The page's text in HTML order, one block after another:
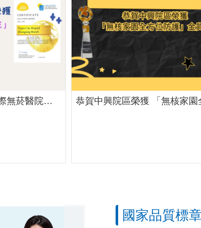
恭賀中興院區榮獲 「國際無菸醫院」金獎
國家品質標